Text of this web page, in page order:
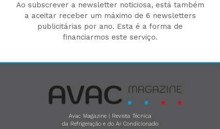
Ao subscrever a newsletter noticiosa, está também
a aceitar receber um máximo de 6 newsletters
publicitárias por ano. Esta é a forma de
financiarmos este serviço.
Avac Magazine | Revista Técnica
da Refrigeração e do Ar Condicionado